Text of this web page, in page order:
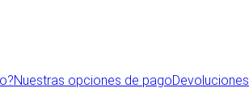
Nuestras opciones de pagoDevoluciones